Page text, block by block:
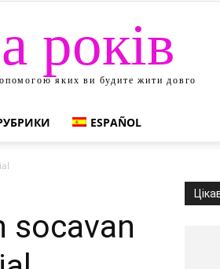
років
яких ви будите жити довго
ESPAÑOL
socavan